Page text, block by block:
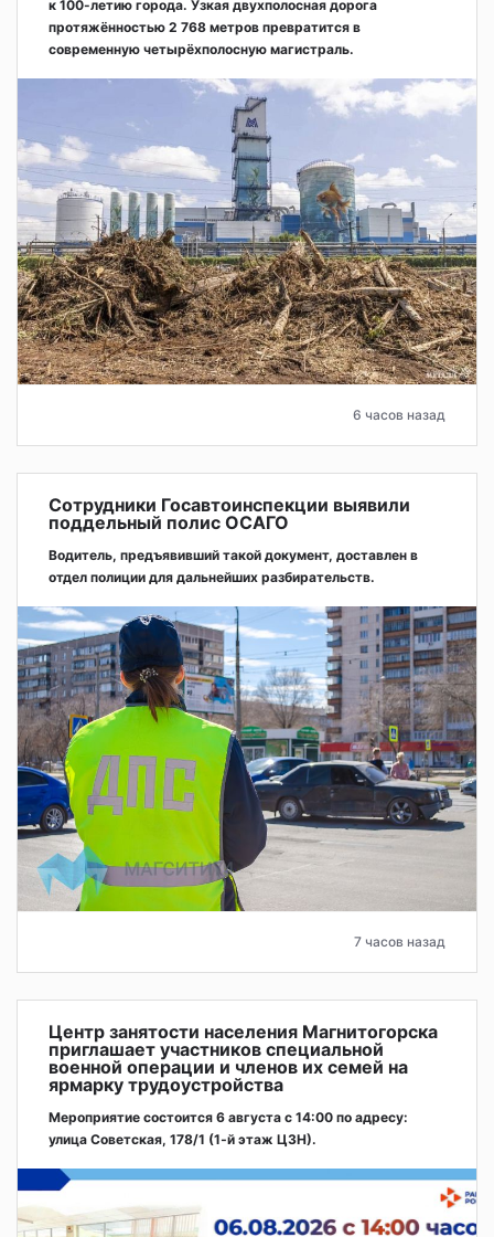
к 100-летию города. Узкая двухполосная дорога
протяжённостью 2 768 метров превратится в
современную четырёхполосную магистраль.
6 часов назад
Сотрудники Госавтоинспекции выявили
поддельный полис ОСАГО
Водитель, предъявивший такой документ, доставлен в
отдел полиции для дальнейших разбирательств.
7 часов назад
Центр занятости населения Магнитогорска
приглашает участников специальной
военной операции и членов их семей на
ярмарку трудоустройства
Мероприятие состоится 6 августа с 14:00 по адресу:
улица Советская, 178/1 (1‑й этаж ЦЗН).